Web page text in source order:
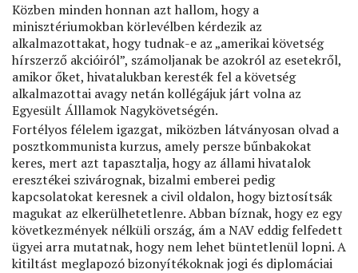
Közben minden honnan azt hallom, hogy a
minisztériumokban körlevélben kérdezik az
alkalmazottakat, hogy tudnak-e az „amerikai követség
hírszerző akcióiról”, számoljanak be azokról az esetekről,
amikor őket, hivatalukban keresték fel a követség
alkalmazottai avagy netán kollégájuk járt volna az
Egyesült Álllamok Nagykövetségén.
Fortélyos félelem igazgat, miközben látványosan olvad a
posztkommunista kurzus, amely persze bűnbakokat
keres, mert azt tapasztalja, hogy az állami hivatalok
eresztékei szivárognak, bizalmi emberei pedig
kapcsolatokat keresnek a civil oldalon, hogy biztosítsák
magukat az elkerülhetetlenre. Abban bíznak, hogy ez egy
következmények nélküli ország, ám a NAV eddig felfedett
ügyei arra mutatnak, hogy nem lehet büntetlenül lopni. A
kitiltást meglapozó bizonyítékoknak jogi és diplomáciai